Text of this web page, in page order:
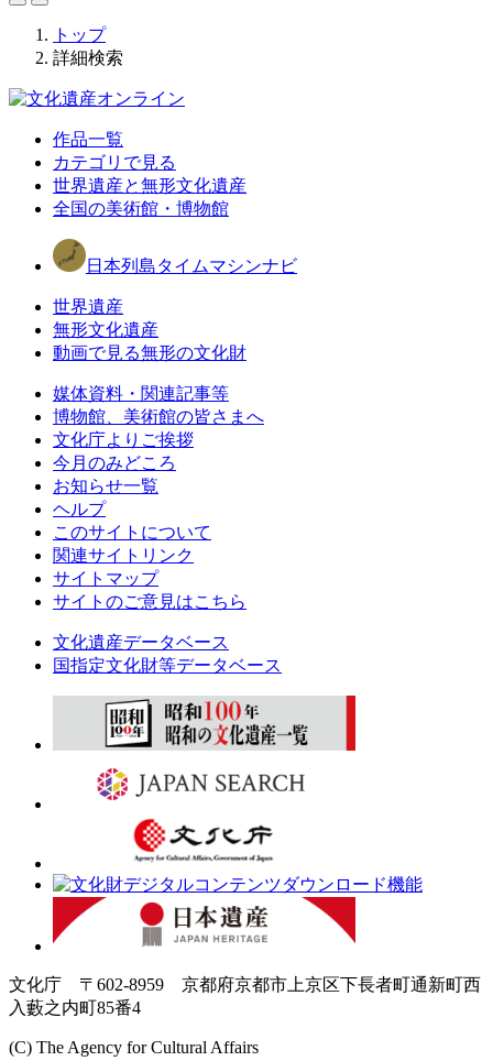
トップ
詳細検索
作品一覧
カテゴリで見る
世界遺産と無形文化遺産
全国の美術館・博物館
日本列島タイムマシンナビ
世界遺産
無形文化遺産
動画で見る無形の文化財
媒体資料・関連記事等
博物館、美術館の皆さまへ
文化庁よりご挨拶
今月のみどころ
お知らせ一覧
ヘルプ
このサイトについて
関連サイトリンク
サイトマップ
サイトのご意見はこちら
文化遺産データベース
国指定文化財等データベース
文化庁 〒602-8959 京都府京都市上京区下長者町通新町西
入藪之内町85番4
(C) The Agency for Cultural Affairs